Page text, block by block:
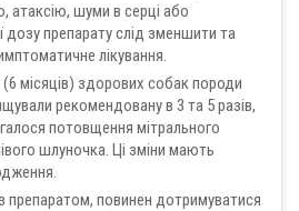
атаксію, шуми в серці або
дозу препарату слід зменшити та
лікування.
(6 місяців) здорових собак породи
рекомендовану в 3 та 5 разів,
потовщення мітрального
шлуночка. Ці зміни мають
препаратом, повинен дотримуватися